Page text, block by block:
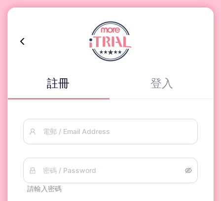
註冊 登入
電郵 / Email Address
密碼 / Password
請輸入密碼